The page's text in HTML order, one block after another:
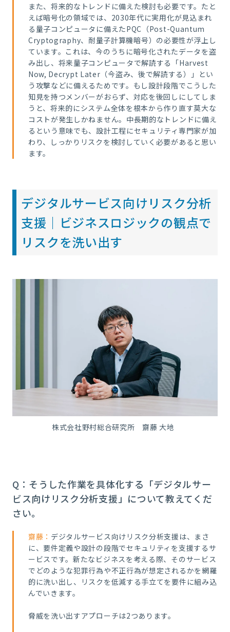
また、将来的なトレンドに備えた検討も必要です。たと
えば暗号化の領域では、2030年代に実用化が見込まれ
る量子コンピュータに備えたPQC（Post-Quantum
Cryptography、耐量子計算機暗号）の必要性が浮上し
ています。これは、今のうちに暗号化されたデータを盗
み出し、将来量子コンピュータで解読する「Harvest
Now, Decrypt Later（今盗み、後で解読する）」とい
う攻撃などに備えるためです。もし設計段階でこうした
知見を持つメンバーがおらず、対応を後回しにしてしま
うと、将来的にシステム全体を根本から作り直す莫大な
コストが発生しかねません。中長期的なトレンドに備え
るという意味でも、設計工程にセキュリティ専門家が加
わり、しっかりリスクを検討していく必要があると思い
ます。
デジタルサービス向けリスク分析
支援｜ビジネスロジックの観点で
リスクを洗い出す
株式会社野村総合研究所 齋藤 大地
Q：そうした作業を具体化する「デジタルサー
ビス向けリスク分析支援」について教えてくだ
さい。
齋藤： デジタルサービス向けリスク分析支援は、まさ
に、要件定義や設計の段階でセキュリティを支援するサ
ービスです。新たなビジネスを考える際、そのサービス
でどのような犯罪行為や不正行為が想定されるかを網羅
的に洗い出し、リスクを低減する手立てを要件に組み込
んでいきます。
脅威を洗い出すアプローチは2つあります。